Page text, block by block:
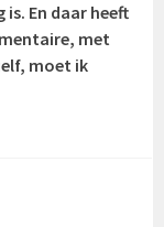
En daar heeft
met
moet ik